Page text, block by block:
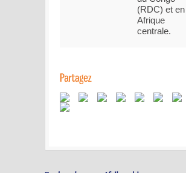
(RDC) et en
Afrique
centrale.